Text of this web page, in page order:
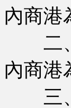
內商港
二、
內商港
三、